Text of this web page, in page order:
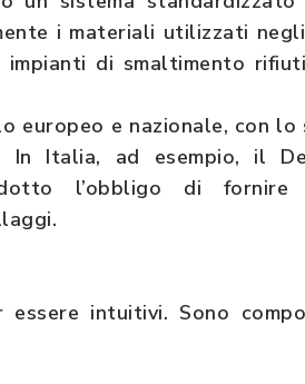
i materiali utilizzati
impianti di smaltimento
europeo e nazionale, con lo
In Italia, ad esempio, il
l’obbligo di fornire
intuitivi. Sono